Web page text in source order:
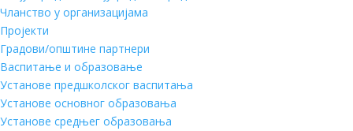
Чланство у организацијама
Пројекти
Градови/општине партнери
Васпитање и образовање
Установе предшколског васпитања
Установе основног образовања
Установе средњег образовања